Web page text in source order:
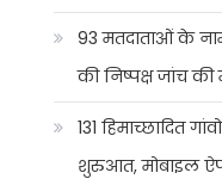
93 मतदाताओं के
की निष्पक्ष जांच की
131 हिमाच्छादित
शुरुआत, मोबाइल ऐप